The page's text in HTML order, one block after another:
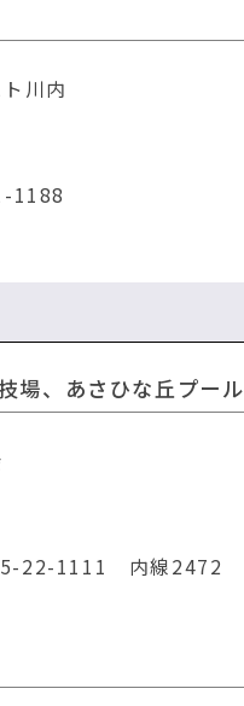
川内
1188
場、あさひな丘プー
22-1111 内線2472